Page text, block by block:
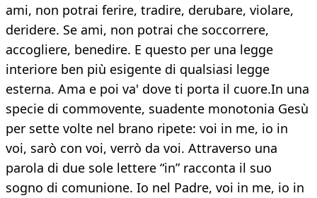
ami, non potrai ferire, tradire, derubare, violare,
deridere. Se ami, non potrai che soccorrere,
accogliere, benedire. E questo per una legge
interiore ben più esigente di qualsiasi legge
esterna. Ama e poi va' dove ti porta il cuore.In una
specie di commovente, suadente monotonia Gesù
per sette volte nel brano ripete: voi in me, io in
voi, sarò con voi, verrò da voi. Attraverso una
parola di due sole lettere “in” racconta il suo
sogno di comunione. Io nel Padre, voi in me, io in